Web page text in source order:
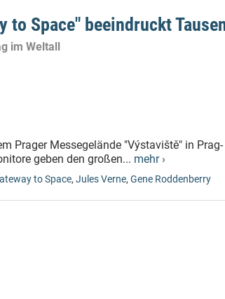
to Space" beeindruckt
im Weltall
Prager Messegelände "Výstaviště" in Prag-
geben den großen... mehr ›
to Space, Jules Verne, Gene Roddenberry